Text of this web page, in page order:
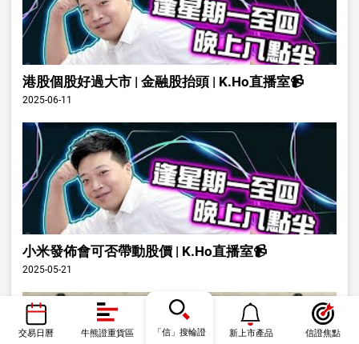
港股個股好過大市 | 金融股抬頭 | K.Ho直播室📹
2025-06-11
小米發佈會可否帶動股價 | K.Ho直播室📹
2025-05-21
交易日曆 牛熊證重貨區 「信」搜輪證 新上市產品 信證焦點